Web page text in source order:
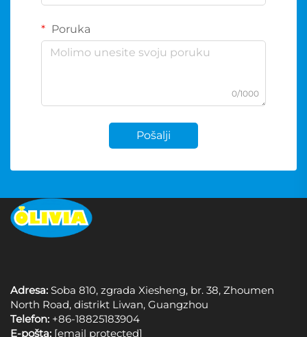
Poruka
0/1000
Pošalji
Adresa: Soba 810, zgrada Xiesheng, br. 38, Zhoumen
North Road, distrikt Liwan, Guangzhou
Telefon: +86-18825183904
E-pošta: [email protected]